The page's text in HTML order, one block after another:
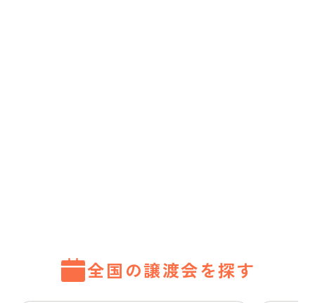
全国の譲渡会を探す